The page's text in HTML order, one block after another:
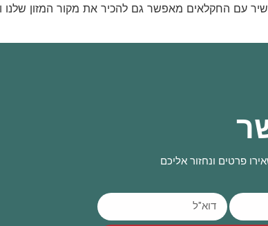
החקלאים מאפשר גם להכיר את מקור המזון שלנו
פרטים ונחזור אליכם